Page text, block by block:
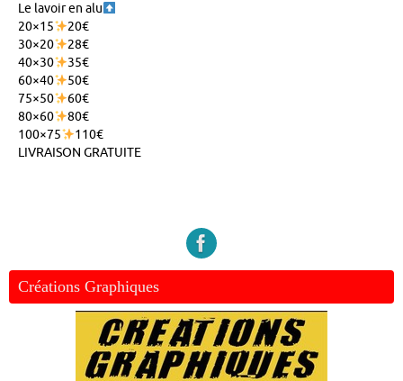
Le lavoir en alu
20×15
20€
30×20
28€
40×30
35€
60×40
50€
75×50
60€
80×60
80€
100×75
110€
LIVRAISON GRATUITE
Créations Graphiques